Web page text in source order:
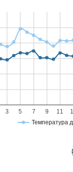
Температура
3 5 7 9 11